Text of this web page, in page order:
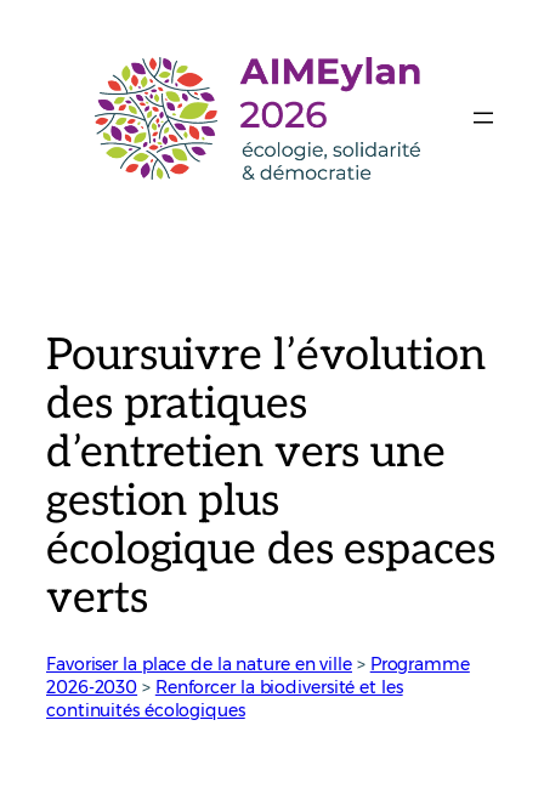
Poursuivre l’évolution
des pratiques
d’entretien vers une
gestion plus
écologique des espaces
verts
Favoriser la place de la nature en ville > Programme
2026-2030 > Renforcer la biodiversité et les
continuités écologiques